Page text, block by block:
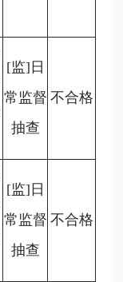
[监]日
常监督
抽查
不合格
[监]日
常监督
抽查
不合格